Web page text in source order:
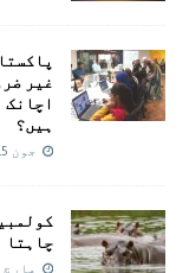
غیر
اچانک
ہیں؟
جون 15, 2022
چاہتا
مارچ 3, 2023